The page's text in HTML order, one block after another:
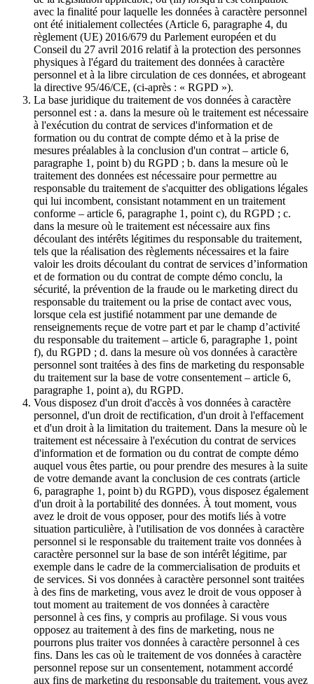
avec la finalité pour laquelle les données à caractère personnel
ont été initialement collectées (Article 6, paragraphe 4, du
règlement (UE) 2016/679 du Parlement européen et du
Conseil du 27 avril 2016 relatif à la protection des personnes
physiques à l'égard du traitement des données à caractère
personnel et à la libre circulation de ces données, et abrogeant
la directive 95/46/CE, (ci-après : « RGPD »).
La base juridique du traitement de vos données à caractère
personnel est : a. dans la mesure où le traitement est nécessaire
à l'exécution du contrat de services d'information et de
formation ou du contrat de compte démo et à la prise de
mesures préalables à la conclusion d'un contrat – article 6,
paragraphe 1, point b) du RGPD ; b. dans la mesure où le
traitement des données est nécessaire pour permettre au
responsable du traitement de s'acquitter des obligations légales
qui lui incombent, consistant notamment en un traitement
conforme – article 6, paragraphe 1, point c), du RGPD ; c.
dans la mesure où le traitement est nécessaire aux fins
découlant des intérêts légitimes du responsable du traitement,
tels que la réalisation des règlements nécessaires et la faire
valoir les droits découlant du contrat de services d’information
et de formation ou du contrat de compte démo conclu, la
sécurité, la prévention de la fraude ou le marketing direct du
responsable du traitement ou la prise de contact avec vous,
lorsque cela est justifié notamment par une demande de
renseignements reçue de votre part et par le champ d’activité
du responsable du traitement – article 6, paragraphe 1, point
f), du RGPD ; d. dans la mesure où vos données à caractère
personnel sont traitées à des fins de marketing du responsable
du traitement sur la base de votre consentement – article 6,
paragraphe 1, point a), du RGPD.
Vous disposez d'un droit d'accès à vos données à caractère
personnel, d'un droit de rectification, d'un droit à l'effacement
et d'un droit à la limitation du traitement. Dans la mesure où le
traitement est nécessaire à l'exécution du contrat de services
d'information et de formation ou du contrat de compte démo
auquel vous êtes partie, ou pour prendre des mesures à la suite
de votre demande avant la conclusion de ces contrats (article
6, paragraphe 1, point b) du RGPD), vous disposez également
d'un droit à la portabilité des données. À tout moment, vous
avez le droit de vous opposer, pour des motifs liés à votre
situation particulière, à l'utilisation de vos données à caractère
personnel si le responsable du traitement traite vos données à
caractère personnel sur la base de son intérêt légitime, par
exemple dans le cadre de la commercialisation de produits et
de services. Si vos données à caractère personnel sont traitées
à des fins de marketing, vous avez le droit de vous opposer à
tout moment au traitement de vos données à caractère
personnel à ces fins, y compris au profilage. Si vous vous
opposez au traitement à des fins de marketing, nous ne
pourrons plus traiter vos données à caractère personnel à ces
fins. Dans les cas où le traitement de vos données à caractère
personnel repose sur un consentement, notamment accordé
aux fins de marketing du responsable du traitement, vous avez